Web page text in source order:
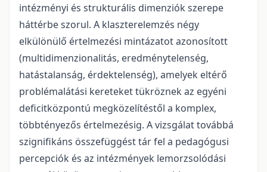
intézményi és strukturális dimenziók szerepe
háttérbe szorul. A klaszterelemzés négy
elkülönülő értelmezési mintázatot azonosított
(multidimenzionalitás, eredménytelenség,
hatástalanság, érdektelenség), amelyek eltérő
problémalátási kereteket tükröznek az egyéni
deficitközpontú megközelítéstől a komplex,
többtényezős értelmezésig. A vizsgálat továbbá
szignifikáns összefüggést tár fel a pedagógusi
percepciók és az intézmények lemorzsolódási